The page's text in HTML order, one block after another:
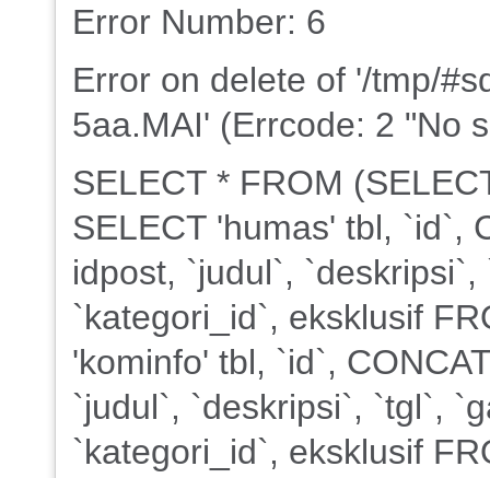
Error Number: 6
Error on delete of '/tmp/
5aa.MAI' (Errcode: 2 "No
SELECT * FROM
SELECT 'humas' tbl, `id`,
idpost, `judul`,
`kategori_id`, eksklusif
'kominfo' tbl, `id`,
`judul`, `deskripsi`, `tgl`,
`kategori_id`, eksklusif